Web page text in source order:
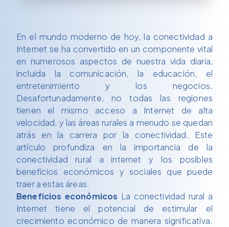
En el mundo moderno de hoy, la conectividad a
Internet se ha convertido en un componente vital
en numerosos aspectos de nuestra vida diaria,
incluida la comunicación, la educación, el
entretenimiento y los negocios.
Desafortunadamente, no todas las regiones
tienen el mismo acceso a Internet de alta
velocidad, y las áreas rurales a menudo se quedan
atrás en la carrera por la conectividad. Este
artículo profundiza en la importancia de la
conectividad rural a internet y los posibles
beneficios económicos y sociales que puede
traer a estas áreas.
Beneficios económicos La conectividad rural a
Internet tiene el potencial de estimular el
crecimiento económico de manera significativa.